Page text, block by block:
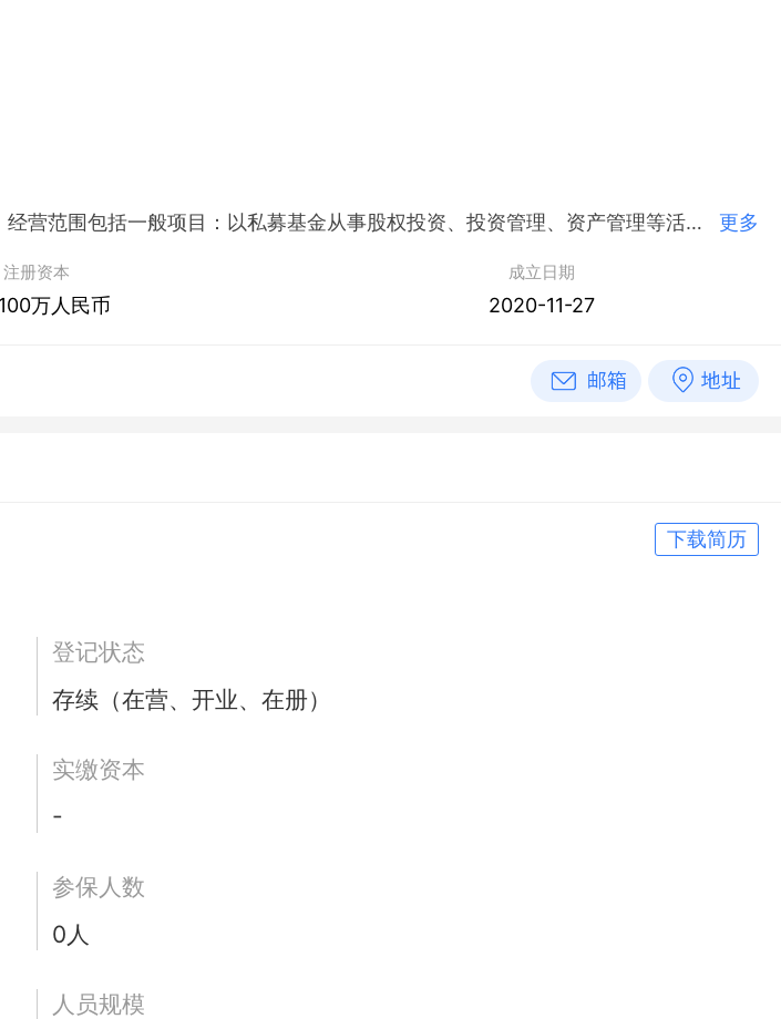
简介：云南省重点产业投资基金合伙企业（有限合伙）,2020年11月27日成立，经营范围包括一般项目：以私募基金从事股权投资、投资管理、资产管理等活动（须在中国证券投资基金业协会完成登记备案后方可从事经营活动）。（除依法须经批准的项目外，凭营业执照依法自主开展经营活动） 更多
注册资本
万人民币
成立日期
2020-11-27
下载简历
登记状态
存续（在营、开业、在册）
实缴资本
-
参保人数
0人
人员规模